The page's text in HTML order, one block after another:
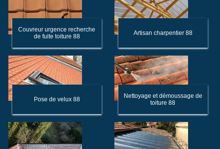
Couvreur urgence recherche
de fuite toiture 88
Artisan charpentier 88
Pose de velux 88
Nettoyage et démoussage de
toiture 88